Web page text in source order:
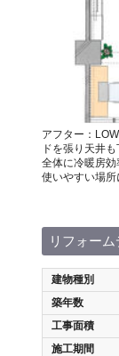
アフター：
ドを張り天井
全体に冷暖房効
使いやすい場所
リフォーム
建物種別
築年数
工事面積
施工期間